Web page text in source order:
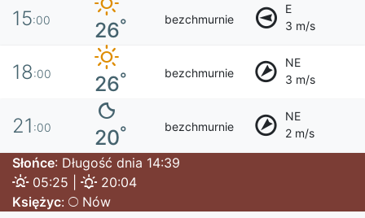
15:00 26° bezchmurnie
E
3 m/s
18:00 26° bezchmurnie
NE
3 m/s
21 :00 20° bezchmurnie
NE
2 m/s
Słońce: Długość dnia 14:39
05:25 |
20:04
Księżyc: Nów